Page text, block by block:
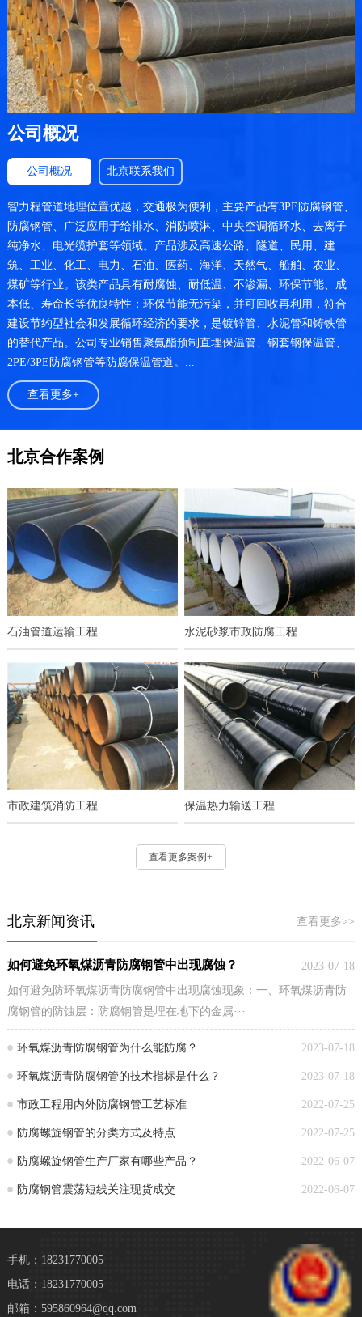
公司概况
公司概况 北京联系我们
智力程管道地理位置优越，交通极为便利，主要产品有3PE防腐钢管、
防腐钢管、广泛应用于给排水、消防喷淋、中央空调循环水、去离子
纯净水、电光缆护套等领域。产品涉及高速公路、隧道、民用、建
筑、工业、化工、电力、石油、医药、海洋、天然气、船舶、农业、
煤矿等行业。该类产品具有耐腐蚀、耐低温、不渗漏、环保节能、成
本低、寿命长等优良特性；环保节能无污染，并可回收再利用，符合
建设节约型社会和发展循环经济的要求，是镀锌管、水泥管和铸铁管
的替代产品。公司专业销售聚氨酯预制直埋保温管、钢套钢保温管、
2PE/3PE防腐钢管等防腐保温管道。...
查看更多+
北京合作案例
石油管道运输工程 水泥砂浆市政防腐工程
市政建筑消防工程 保温热力输送工程
查看更多案例+
查看更多>>
北京新闻资讯
2023-07-18
如何避免环氧煤沥青防腐钢管中出现腐蚀？
如何避免防环氧煤沥青防腐钢管中出现腐蚀现象：一、环氧煤沥青防
腐钢管的防蚀层：防腐钢管是埋在地下的金属···
2023-07-18
环氧煤沥青防腐钢管为什么能防腐？
2023-07-18
环氧煤沥青防腐钢管的技术指标是什么？
2022-07-25
市政工程用内外防腐钢管工艺标准
2022-07-25
防腐螺旋钢管的分类方式及特点
2022-06-07
防腐螺旋钢管生产厂家有哪些产品？
2022-06-07
防腐钢管震荡短线关注现货成交
手机：18231770005
电话：18231770005
邮箱：595860964@qq.com